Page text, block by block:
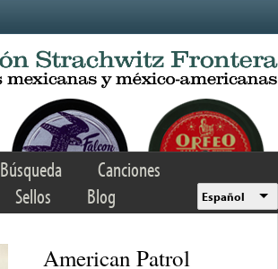
Búsqueda
Canciones
Sellos Blog Español
American Patrol